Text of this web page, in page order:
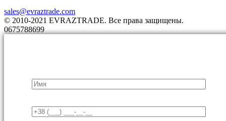
sales@evraztrade.com
© 2010-2021 EVRAZTRADE. Все права защищены.
0675788699